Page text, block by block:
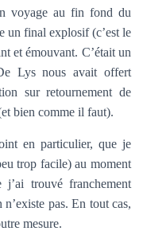
voyage au fin fond du
un final explosif (c’est le
et émouvant. C’était un
Lys nous avait offert
sur retournement de
bien comme il faut).
en particulier, que je
trop facile) au moment
trouvé franchement
pas. En tout cas,
mesure.